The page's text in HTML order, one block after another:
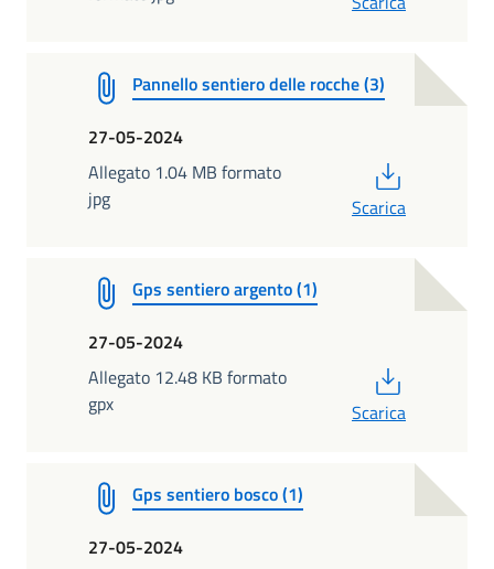
Pannello sentiero delle rocche (3)
27-05-2024
Allegato 1.04 MB formato
jpg
Scarica
Gps sentiero argento (1)
27-05-2024
Allegato 12.48 KB formato
gpx
Scarica
Gps sentiero bosco (1)
27-05-2024